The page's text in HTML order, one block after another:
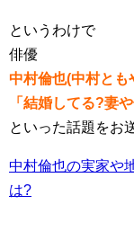
というわけで
俳優
中村倫也(中村とも
「結婚してる?妻
といった話題をお
中村倫也の実家や
は?